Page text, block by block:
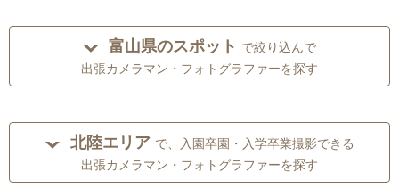
富山県のスポット で絞り込んで
出張カメラマン・フォトグラファーを探す
北陸エリア で、入園卒園・入学卒業撮影できる
出張カメラマン・フォトグラファーを探す